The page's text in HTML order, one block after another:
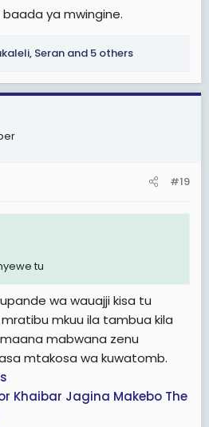
ya mwingine.
, Seran and 5 others
#19
tu
wa wauajji kisa tu
mkuu ila tambua kila
mabwana zenu
mtakosa wa kuwatomb.
Khaibar Jagina Makebo The